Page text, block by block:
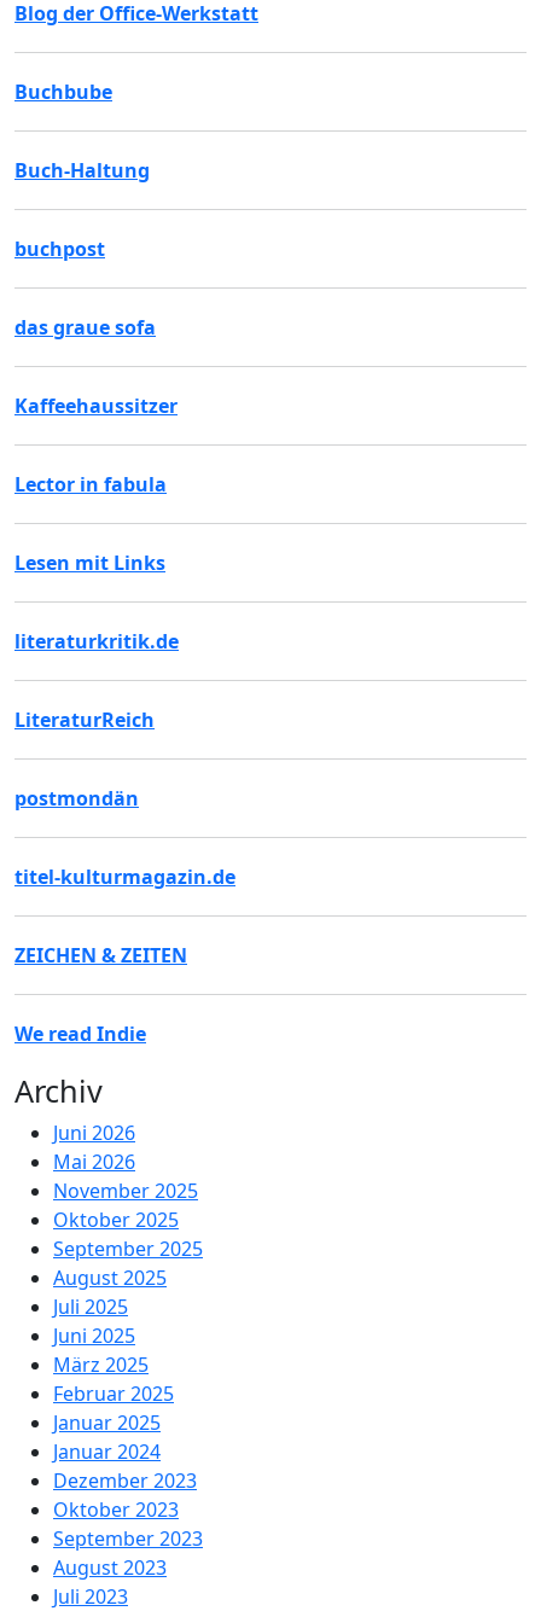
Blog der Office-Werkstatt
Buchbube
Buch-Haltung
buchpost
das graue sofa
Kaffeehaussitzer
Lector in fabula
Lesen mit Links
literaturkritik.de
LiteraturReich
postmondän
titel-kulturmagazin.de
ZEICHEN & ZEITEN
We read Indie
Archiv
Juni 2026
Mai 2026
November 2025
Oktober 2025
September 2025
August 2025
Juli 2025
Juni 2025
März 2025
Februar 2025
Januar 2025
Januar 2024
Dezember 2023
Oktober 2023
September 2023
August 2023
Juli 2023